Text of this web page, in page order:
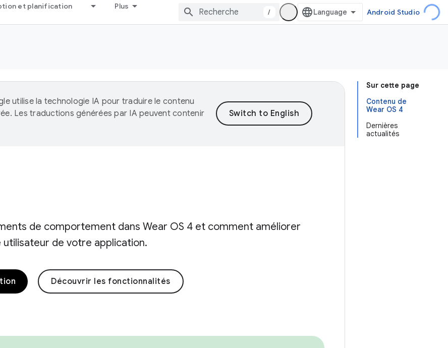
et planification Plus
/ Android Studio
Sur cette page
Contenu de
Wear OS 4
Dernières
actualités
utilise la technologie IA pour traduire le contenu
Les traductions générées par IA peuvent contenir
de comportement dans Wear OS 4 et comment améliorer
de votre application.
Découvrir les fonctionnalités